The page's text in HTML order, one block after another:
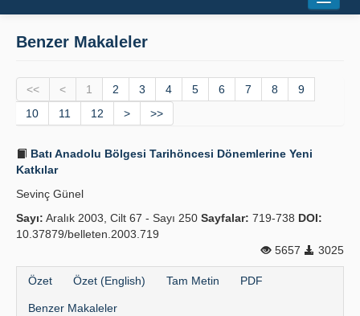
Dergi Kurulları
Yazım Kuralları
İlkeler
Kılavuzlar
Benzer Makaleler
<< < 1 2 3 4 5 6 7 8
9
10
11 12 > >>
Batı Anadolu Bölgesi Tarihöncesi Dönemlerine Yeni
Katkılar
Sevinç Günel
Sayı: Aralık 2003, Cilt 67 - Sayı 250 Sayfalar: 719-738 DOI:
10.37879/belleten.2003.719
5657
3025
Özet Özet (English) Tam Metin PDF
Benzer Makaleler